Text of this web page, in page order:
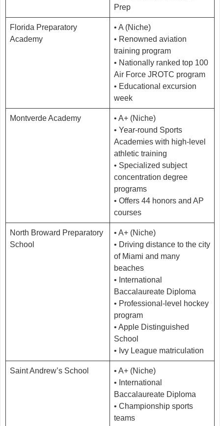
Prep
Florida Preparatory
Academy
• A (Niche)
• Renowned aviation
training program
• Nationally ranked top 100
Air Force JROTC program
• Educational excursion
week
Montverde Academy
• A+ (Niche)
• Year-round Sports
Academies with high-level
athletic training
• Specialized subject
concentration degree
programs
• Offers 44 honors and AP
courses
North Broward Preparatory
School
• A+ (Niche)
• Driving distance to the city
of Miami and many
beaches
• International
Baccalaureate Diploma
• Professional-level hockey
program
• Apple Distinguished
School
• Ivy League matriculation
Saint Andrew’s School
• A+ (Niche)
• International
Baccalaureate Diploma
• Championship sports
teams